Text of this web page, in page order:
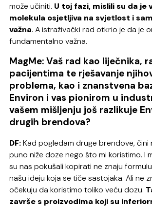
može učiniti. U toj fazi, mislili su da je
molekula osjetljiva na svjetlost i
važna. A istraživački rad otkrio je da je
fundamentalno važna.
MagMe: Vaš rad kao liječnika,
pacijentima te rješavanje
problema, kao i znanstvena
Environ i vas pionirom u
vašem mišljenju još razlikuje
drugih brendova?
DF:Kad pogledam druge brendove, čini
puno niže doze nego što mi koristimo. I
su nas pokušali kopirati ne znaju
našu ideju koja se tiče sastojaka. Ali ne
očekuju da koristimo toliko veću dozu.
završe s proizvodima koji su